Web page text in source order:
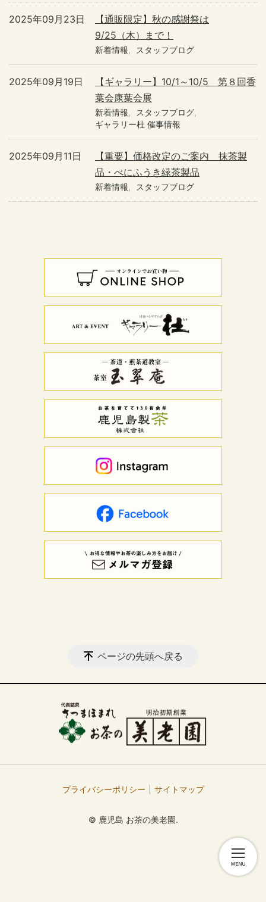
【通販限定】秋の感謝祭は
9/25（木）まで！
2025年09月23日
新着情報 スタッフブログ
【ギャラリー】10/1～10/5 第８回香
葉会康葉会展
2025年09月19日
新着情報
スタッフブログ
ギャラリー杜 催事情報
【重要】価格改定のご案内 抹茶製
品・べにふうき緑茶製品
2025年09月11日
新着情報 スタッフブログ
ページの先頭へ戻る
プライバシーポリシー サイトマップ
© 鹿児島 お茶の美老園.